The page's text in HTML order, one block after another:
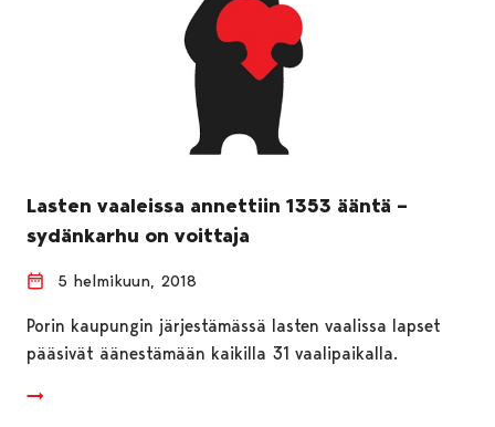
Lasten vaaleissa annettiin 1353 ääntä –
sydänkarhu on voittaja
5 helmikuun, 2018
Porin kaupungin järjestämässä lasten vaalissa lapset
pääsivät äänestämään kaikilla 31 vaalipaikalla.